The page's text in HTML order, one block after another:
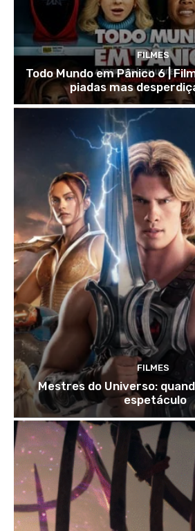
FILMES
Todo Mundo em Pânico 6 |
piadas mas
FILMES
Mestres do Universo:
espetáculo